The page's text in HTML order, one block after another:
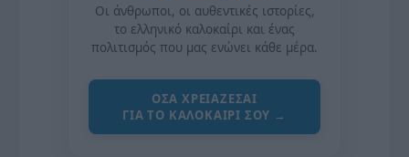
Οι άνθρωποι, οι αυθεντικές ιστορίες,
το ελληνικό καλοκαίρι και ένας
πολιτισμός που μας ενώνει κάθε μέρα.
ΌΣΑ ΧΡΕΙΆΖΕΣΑΙ
ΓΙΑ ΤΟ ΚΑΛΟΚΑΊΡΙ ΣΟΥ →